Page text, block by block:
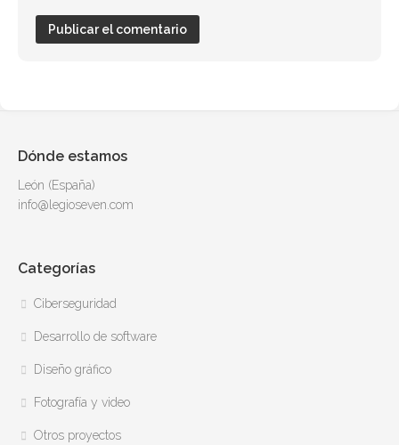
Dónde estamos
León (España)
info@legioseven.com
Categorías
Ciberseguridad
Desarrollo de software
Diseño gráfico
Fotografía y video
Otros proyectos